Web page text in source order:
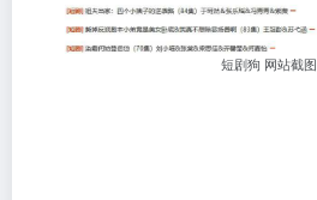
短剧狗 网站截图